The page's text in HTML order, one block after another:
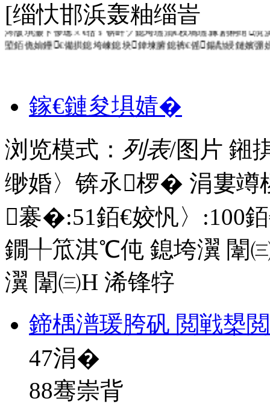
[缁忕邯浜轰粙缁峕
涔版埧灏卞儚璁ㄨ€佸﹩锛屽ソ鎴垮瓙涓€杈堝瓙.鎵剧粡绾
埅銆佹姢鑸€備拱鎴垮崠鎴块鍏堜腑鎴裤€傜鍚勪綅鏈嬪
鎵€鏈夋埧婧�
浏览模式： 列表/图片 鎺
缈婚〉锛氶椤� 涓婁
褰�:51銆€姣忛〉:100
鐗╀笟淇℃伅 鎴垮瀷 闈
瀷 闈㈢Н 浠锋牸
鍗楀潽瑗胯矾 閲戦槼
47涓�
88骞崇背